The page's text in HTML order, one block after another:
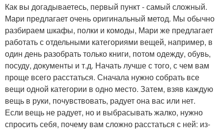
Как вы догадываетесь, первый пункт - самый сложный.
Мари предлагает очень оригинальный метод. Мы обычно
разбираем шкафы, полки и комоды, Мари же предлагает
работать с отдельными категориями вещей, например, в
один день разобрать только книги, потом одежду, обувь,
посуду, документы и т.д. Начать лучше с того, с чем вам
проще всего расстаться. Сначала нужно собрать все
вещи одной категории в одно место. Затем, взяв каждую
вещь в руки, почувствовать, радует она вас или нет.
Если вещь не радует, но и выбрасывать жалко, нужно
спросить себя, почему вам сложно расстаться с ней: из-